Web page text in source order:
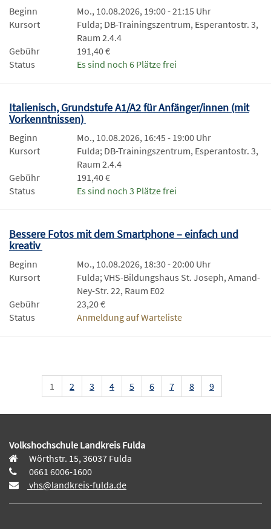
Beginn
Mo., 10.08.2026, 19:00 - 21:15 Uhr
Kursort
Fulda; DB-Trainingszentrum, Esperantostr. 3,
Raum 2.4.4
Gebühr
191,40 €
Status
Es sind noch 6 Plätze frei
Italienisch, Grundstufe A1/A2 für Anfänger/innen (mit
Vorkenntnissen)
Beginn
Mo., 10.08.2026, 16:45 - 19:00 Uhr
Kursort
Fulda; DB-Trainingszentrum, Esperantostr. 3,
Raum 2.4.4
Gebühr
191,40 €
Status
Es sind noch 3 Plätze frei
Bessere Fotos mit dem Smartphone – einfach und
kreativ
Beginn
Mo., 10.08.2026, 18:30 - 20:00 Uhr
Kursort
Fulda; VHS-Bildungshaus St. Joseph, Amand-
Ney-Str. 22, Raum E02
Gebühr
23,20 €
Status
Anmeldung auf Warteliste
1 2 3 4 5 6 7 8 9
Volkshochschule Landkreis Fulda
Wörthstr. 15, 36037 Fulda
0661 6006-1600
vhs@landkreis-fulda.de